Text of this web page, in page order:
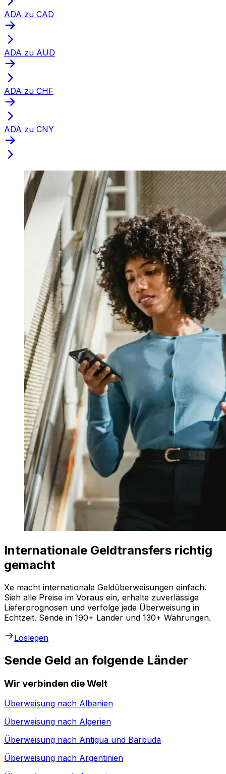
ADA zu CAD
ADA zu AUD
ADA zu CHF
ADA zu CNY
Internationale Geldtransfers richtig
gemacht
Xe macht internationale Geldüberweisungen einfach.
Sieh alle Preise im Voraus ein, erhalte zuverlässige
Lieferprognosen und verfolge jede Überweisung in
Echtzeit. Sende in 190+ Länder und 130+ Währungen.
Loslegen
Sende Geld an folgende Länder
Wir verbinden die Welt
Überweisung nach Albanien
Überweisung nach Algerien
Überweisung nach Antigua und Barbuda
Überweisung nach Argentinien